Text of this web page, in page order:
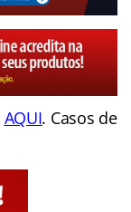
AQUI. Casos de